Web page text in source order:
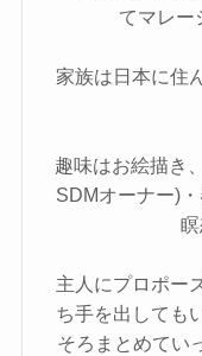
てマレー
家族は日本に住
趣味はお絵描き
SDMオーナー)
瞑
主人にプロポー
ち手を出しても
そろまとめてい